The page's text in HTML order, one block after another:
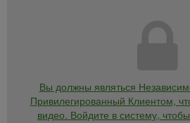
Вы должны являться
Привилегированный Клиентом,
видео. Войдите в систему,